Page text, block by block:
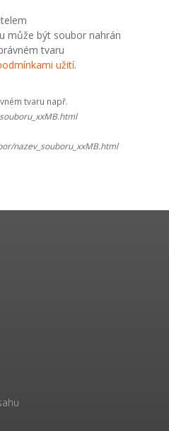
může být soubor nahrán
tvaru
užití.
tvaru např.
nazev_souboru_xxMB.html